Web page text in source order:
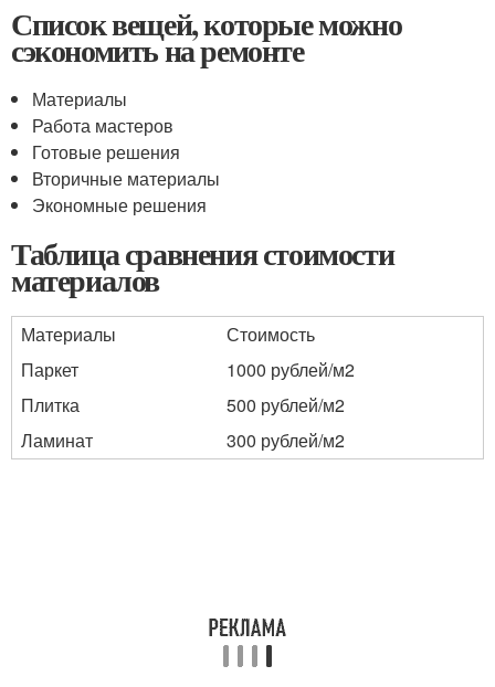
Список вещей, которые можно
сэкономить на ремонте
Материалы
Работа мастеров
Готовые решения
Вторичные материалы
Экономные решения
Таблица сравнения стоимости
материалов
Материалы
Стоимость
Паркет
1000 рублей/м2
Плитка
500 рублей/м2
Ламинат
300 рублей/м2